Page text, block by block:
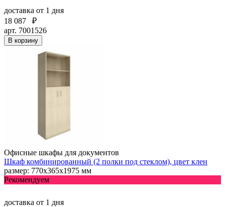
доставка от 1 дня
18 087
₽
арт. 7001526
В корзину
Офисные шкафы для документов
Шкаф комбинированный (2 полки под стеклом), цвет клен
размер: 770х365х1975 мм
Рекомендуем
доставка от 1 дня